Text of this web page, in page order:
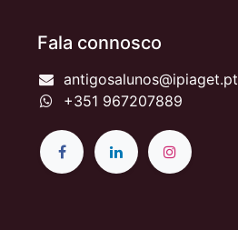
Fala connosco
antigosalunos@ipiaget.pt
+351 967207889